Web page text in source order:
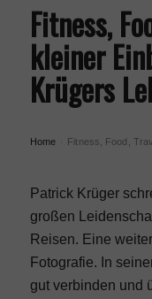
Menü
Fitness,
kleiner
Krügers
Home Fitness, Food,
Patrick Krüger
großen
Reisen. Eine
Fotografie. In
gut verbinden und